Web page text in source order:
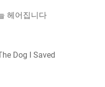
헤어집니다
Dog I Saved